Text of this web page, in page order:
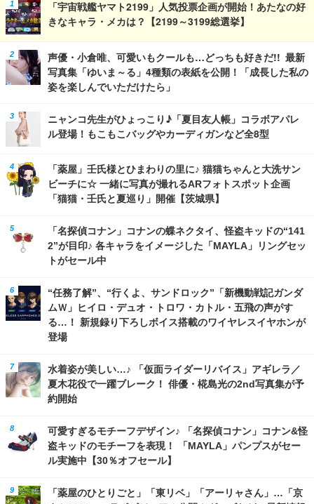
「宇宙戦艦ヤマト2199」人気投票企画が開始！あたなの好
きなキャラ・メカは？【2199～3199総選挙】
声優・小倉唯、可愛いもクールも…どっちも好きだ!! 最新
写真集「ゆいま～る」4種類の表紙を公開！「成長した私の
姿を楽しんでいただけたら」
ニャンコ先生がひょっこり♪「夏目友人帳」コラボアパレ
ル登場！もこもこバッグやカーディガンなど全8型
「薬屋」壬氏様とひまわりの里に♪ 猫猫ちゃんと大洗サン
ビーチに☆ 一緒に写真が撮れるARフォトスポット企画
「猫猫・壬氏と夏巡り」開催【茨城県】
「名探偵コナン」コナンの蝶ネクタイ、怪盗キッドの“141
2”が目印♪ 各キャラをイメージした「MAYLA」リングセッ
トがセール中
“任務了解”、“行くよ、サンドロック”「新機動戦記ガンダ
ムＷ」ヒイロ・デュオ・トロワ・カトル・五飛の声がす
る…！ 新規録り下ろしボイス搭載のワイヤレスイヤホンが
登場
水着姿が美しい…♪ 「仮面ライダーリバイス」アギレラ／
夏木花役で一躍ブレーク！ 俳優・椛島光の2nd写真集が予
約開始
可愛すぎるモチーフデザイン♪ 「名探偵コナン」コナン&怪
盗キッドのモチーフを表現！ 「MAYLA」パンプスがセー
ル実施中【30％オフセール】
「薬屋のひとりごと」「東リベ」「アーリャさん」…「京